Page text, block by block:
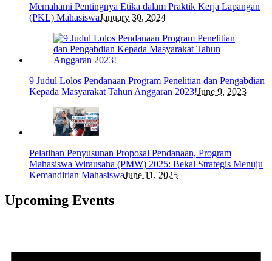
Memahami Pentingnya Etika dalam Praktik Kerja Lapangan
(PKL) MahasiswaJanuary 30, 2024
9 Judul Lolos Pendanaan Program Penelitian dan Pengabdian
Kepada Masyarakat Tahun Anggaran 2023!June 9, 2023
Pelatihan Penyusunan Proposal Pendanaan, Program
Mahasiswa Wirausaha (PMW) 2025: Bekal Strategis Menuju
Kemandirian MahasiswaJune 11, 2025
Upcoming Events